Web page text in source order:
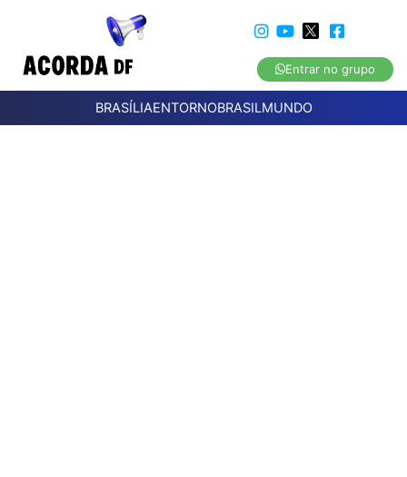
Entrar no grupo
BRASÍLIAENTORNOBRASILMUNDO